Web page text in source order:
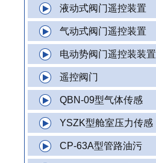
液动式阀门遥控装置
气动式阀门遥控装置
电动势阀门遥控装装置
遥控阀门
QBN-09型气体传感
YSZK型舱室压力传感
CP-63A型管路油污